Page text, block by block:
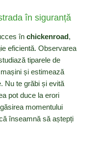
în siguranță
în chickenroad,
eficientă. Observarea
tiparele de
și estimează
Nu te grăbi și evită
pot duce la erori
momentului
înseamnă să aștepți